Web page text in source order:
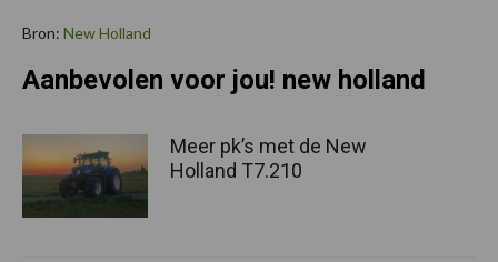
Bron: New Holland
Aanbevolen voor jou! new holland
Meer pk’s met de New
Holland T7.210